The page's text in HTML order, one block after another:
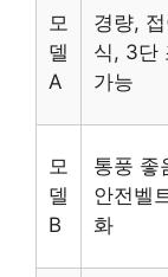
모
델
A
경량, 접
식, 3단
가능
모
델
B
통풍 좋
안전벨
화